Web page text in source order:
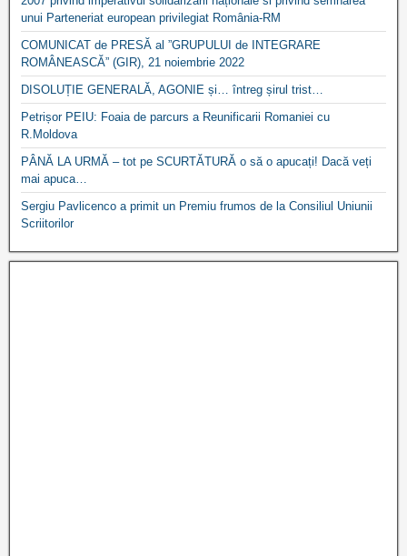
unui Parteneriat european privilegiat România-RM
COMUNICAT de PRESĂ al ”GRUPULUI de INTEGRARE
ROMÂNEASCĂ” (GIR), 21 noiembrie 2022
DISOLUȚIE GENERALĂ, AGONIE și… întreg șirul trist…
Petrișor PEIU: Foaia de parcurs a Reunificarii Romaniei cu
R.Moldova
PÂNĂ LA URMĂ – tot pe SCURTĂTURĂ o să o apucați! Dacă veți
mai apuca…
Sergiu Pavlicenco a primit un Premiu frumos de la Consiliul Uniunii
Scriitorilor